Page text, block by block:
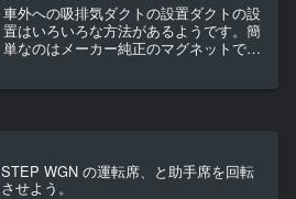
車外への吸排気ダクトの設置ダクトの設
置はいろいろな方法があるようです。簡
単なのはメーカー純正のマグネットでぺ
STEP WGN の運転席、と助手席を回転
させよう。